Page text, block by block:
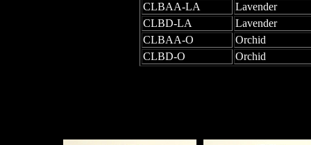
CLBAA-LA
Lavender
CLBD-LA
Lavender
CLBAA-O
Orchid
CLBD-O
Orchid